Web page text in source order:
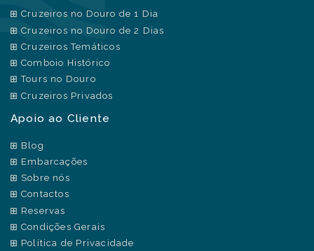
Cruzeiros no Douro de 1 Dia
Cruzeiros no Douro de 2 Dias
Cruzeiros Temáticos
Comboio Histórico
Tours no Douro
Cruzeiros Privados
Apoio ao Cliente
Blog
Embarcações
Sobre nós
Contactos
Reservas
Condições Gerais
Política de Privacidade